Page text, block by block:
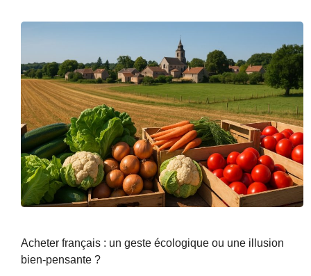
Acheter français : un geste écologique ou une illusion
bien-pensante ?